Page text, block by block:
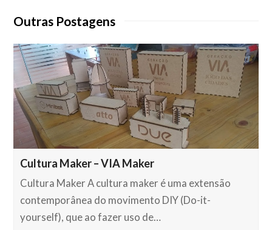
Outras Postagens
Cultura Maker – VIA Maker
Cultura Maker A cultura maker é uma extensão
contemporânea do movimento DIY (Do-it-
yourself), que ao fazer uso de…